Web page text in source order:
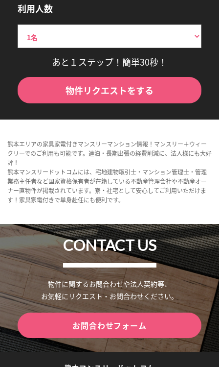
利用人数
あと１ステップ！簡単30秒！
物件リクエストをする
熊本エリアの家具家電付きマンスリーマンション情報！マンスリー＋ウィー
クリーでのご利用も可能です。連泊・長期出張の経費削減に、法人様にも大好
評！
熊本マンスリードットコムには、宅地建物取引士・マンション管理士・管理
業務主任者など国家資格保有者が在籍している不動産管理会社や不動産オー
ナー直物件が掲載されています。寮・社宅として安心してご利用いただけま
す！家具家電付きで単身赴任にも便利です。
CONTACT US
物件に関するお問合わせや法人契約等、
お気軽にリクエスト・お問合わせください。
お問合わせフォーム